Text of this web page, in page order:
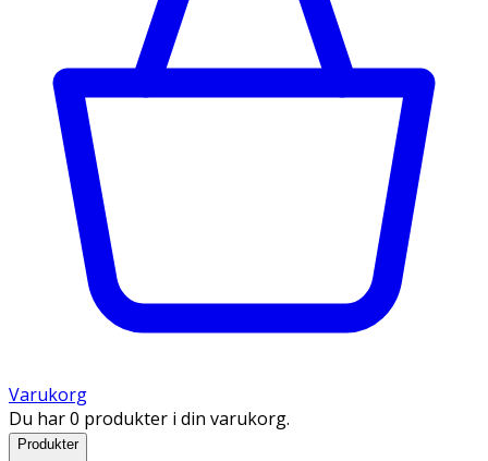
Varukorg
Du har 0 produkter i din varukorg.
Produkter